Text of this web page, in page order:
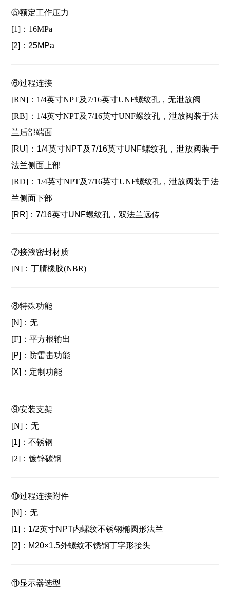
⑤额定工作压力
[1]：16MPa
[2]： 25MPa
⑥过程连接
[RN]：1/4英寸NPT及7/16英寸UNF螺纹孔，无泄放阀
[RB]：1/4英寸NPT及7/16英寸UNF螺纹孔，泄放阀装于法
兰后部端面
[RU]： 1/4英寸NPT及7/16英寸UNF螺纹孔，泄放阀装于
法兰侧面上部
[RD]：1/4英寸NPT及7/16英寸UNF螺纹孔，泄放阀装于法
兰侧面下部
[RR]：7/16英寸UNF螺纹孔，双法兰远传
⑦接液密封材质
[N]：丁腈橡胶(NBR)
⑧特殊功能
[N]：无
[F]：平方根输出
[P]： 防雷击功能
[X]： 定制功能
⑨安装支架
[N]：无
[1]：不锈钢
[2]：镀锌碳钢
⑩过程连接附件
[N]：无
[1]：1/2英寸NPT内螺纹不锈钢椭圆形法兰
[2]： M20×1.5外螺纹不锈钢丁字形接头
⑪显示器选型